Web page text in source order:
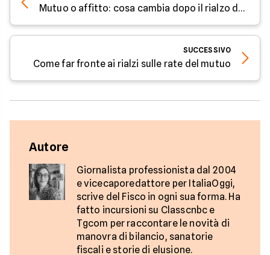
Mutuo o affitto: cosa cambia dopo il rialzo dei tassi?
SUCCESSIVO
Come far fronte ai rialzi sulle rate del mutuo
Autore
Giornalista professionista dal 2004
e vicecaporedattore per ItaliaOggi,
scrive del Fisco in ogni sua forma. Ha
fatto incursioni su Classcnbc e
Tgcom per raccontare le novità di
manovra di bilancio, sanatorie
fiscali e storie di elusione.